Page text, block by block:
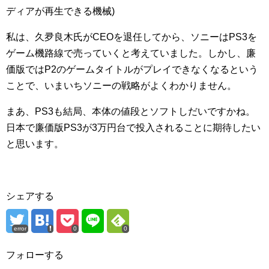
ディアが再生できる機械)
私は、久夛良木氏がCEOを退任してから、ソニーはPS3を
ゲーム機路線で売っていくと考えていました。しかし、廉
価版ではP2のゲームタイトルがプレイできなくなるという
ことで、いまいちソニーの戦略がよくわかりません。
まあ、PS3も結局、本体の値段とソフトしだいですかね。
日本で廉価版PS3が3万円台で投入されることに期待したい
と思います。
シェアする
error 0 0
フォローする